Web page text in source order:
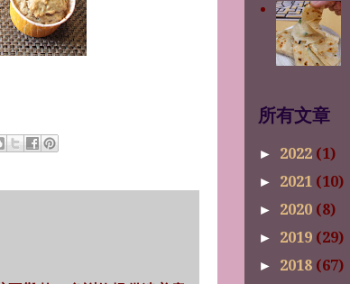
所有文章
► 2022 (1)
► 2021 (10)
► 2020 (8)
► 2019 (29)
► 2018 (67)